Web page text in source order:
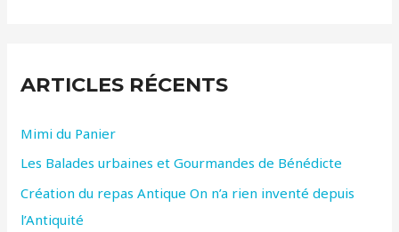
r
h
e
r
ARTICLES RÉCENTS
Mimi du Panier
Les Balades urbaines et Gourmandes de Bénédicte
Création du repas Antique On n’a rien inventé depuis
l’Antiquité